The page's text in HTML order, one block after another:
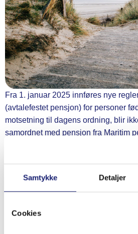
Samtykke Detaljer
Cookies
Fra 1. januar 2025 innføres nye
(avtalefestet pensjon) for personer
motsetning til dagens ordning, blir
samordnet med pensjon fra Maritim
ytelser i de tre siste årene før du tar